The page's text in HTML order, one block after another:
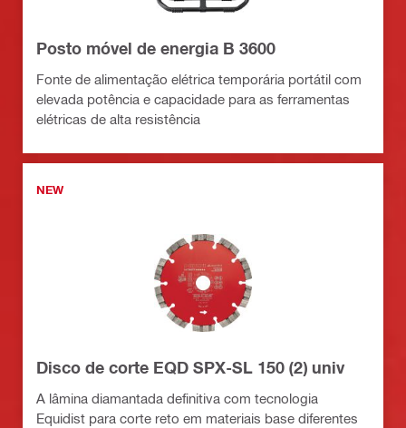
Posto móvel de energia B 3600
Fonte de alimentação elétrica temporária portátil com
elevada potência e capacidade para as ferramentas
elétricas de alta resistência
NEW
Disco de corte EQD SPX-SL 150 (2) univ
A lâmina diamantada definitiva com tecnologia
Equidist para corte reto em materiais base diferentes